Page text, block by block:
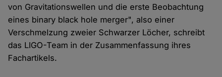
von Gravitationswellen und die erste Beobachtung
eines binary black hole merger", also einer
Verschmelzung zweier Schwarzer Löcher, schreibt
das LIGO-Team in der Zusammenfassung ihres
Fachartikels.